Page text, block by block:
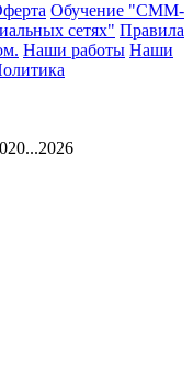
Обучение "СМM-
сетях" Правила
Наши работы Наши